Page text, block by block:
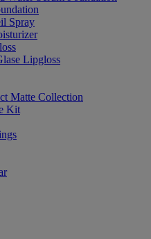
Spray
Lipgloss
Matte Collection
Kit